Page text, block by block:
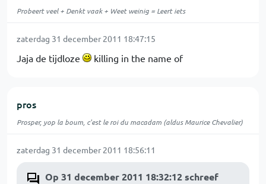
Probeert veel + Denkt vaak + Weet weinig = Leert iets
zaterdag 31 december 2011 18:47:15
Jaja de tijdloze killing in the name of
pros
Prosper, yop la boum, c'est le roi du macadam (aldus Maurice Chevalier)
zaterdag 31 december 2011 18:56:11
Op 31 december 2011 18:32:12 schreef